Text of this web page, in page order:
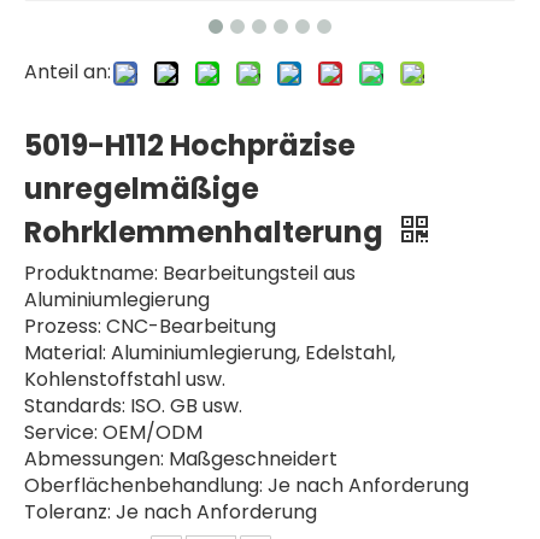
Anteil an:
5019-H112 Hochpräzise
unregelmäßige
Rohrklemmenhalterung
Produktname: Bearbeitungsteil aus
Aluminiumlegierung
Prozess: CNC-Bearbeitung
Material: Aluminiumlegierung, Edelstahl,
Kohlenstoffstahl usw.
Standards: ISO. GB usw.
Service: OEM/ODM
Abmessungen: Maßgeschneidert
Oberflächenbehandlung: Je nach Anforderung
Toleranz: Je nach Anforderung